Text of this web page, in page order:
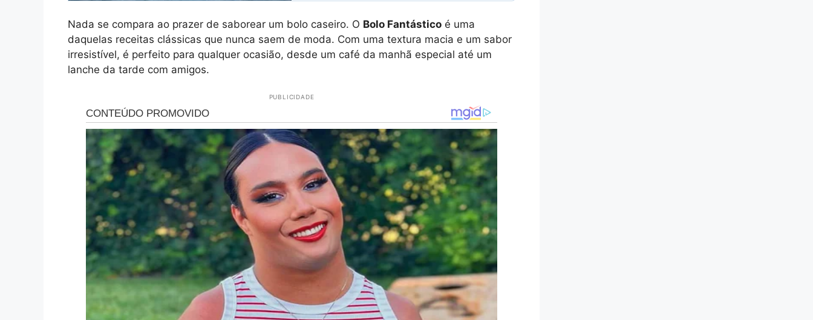
Nada se compara ao prazer de saborear um bolo caseiro. O Bolo Fantástico é uma
daquelas receitas clássicas que nunca saem de moda. Com uma textura macia e um sabor
irresistível, é perfeito para qualquer ocasião, desde um café da manhã especial até um
lanche da tarde com amigos.
PUBLICIDADE